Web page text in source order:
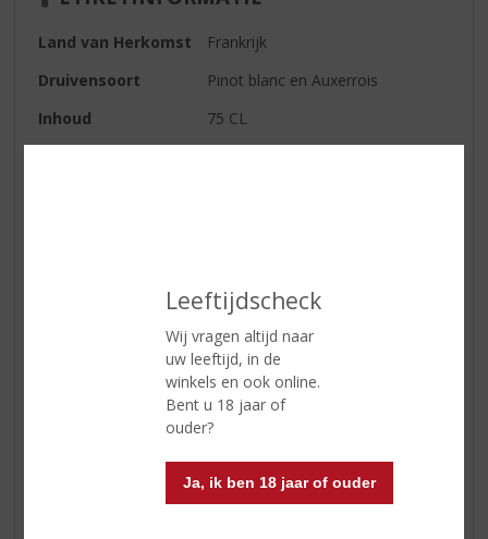
Leeftijdscheck
Wij vragen altijd naar
uw leeftijd, in de
winkels en ook online.
Bent u 18 jaar of
ouder?
Ja, ik ben 18 jaar of ouder
Land van Herkomst
Frankrijk
Druivensoort
Pinot blanc en Auxerrois
Inhoud
75 CL
frisse, levendige geur, floraal
(appelbloesem) en een discrete
fruitigheid (witte wijngaardperzik,
peer, meloen)
soepel, fris en droog van smaak
met aangename frisse
heerlijk bij verse witte asperges,
zoetwatervis, bij wit vlees (in het